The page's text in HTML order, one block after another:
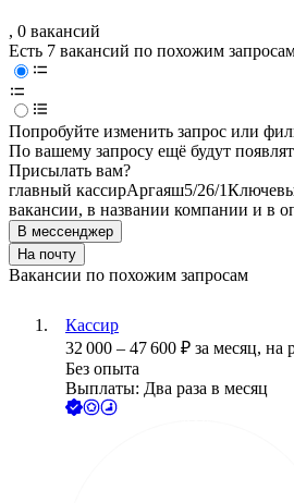
, 0 вакансий
Есть 7 вакансий по похожим
Попробуйте изменить запрос или
По вашему запросу ещё будут
Присылать вам?
главный кассирАргаяш5/26/1
вакансии, в названии компании и в
В мессенджер
На почту
Вакансии по похожим запросам
Кассир
32 000 – 47 600 ₽ за месяц, на
Без опыта
Выплаты: Два раза в месяц